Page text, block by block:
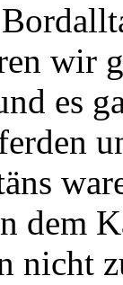
wir
es
dem
nicht